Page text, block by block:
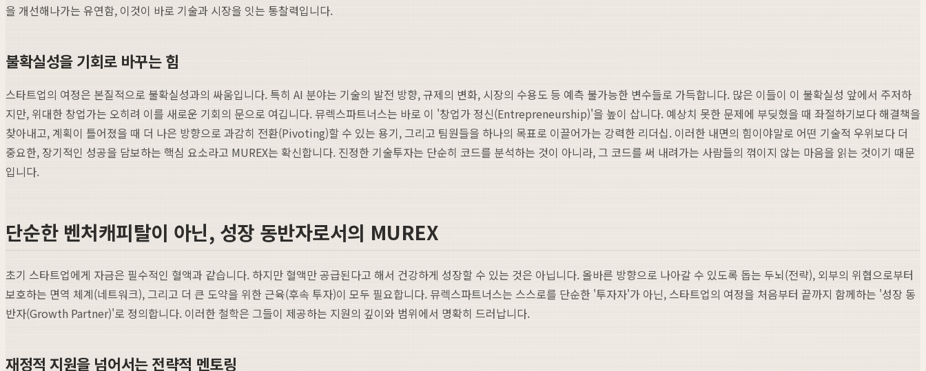
을 개선해나가는 유연함, 이것이 바로 기술과 시장을 잇는 통찰력입니다.
불확실성을 기회로 바꾸는 힘
스타트업의 여정은 본질적으로 불확실성과의 싸움입니다. 특히 AI 분야는 기술의 발전 방향, 규제의 변화, 시장의 수용도 등 예측 불가능한 변수들로 가득합니다. 많은 이들이 이 불확실성 앞에서 주저하
지만, 위대한 창업가는 오히려 이를 새로운 기회의 문으로 여깁니다. 뮤렉스파트너스는 바로 이 '창업가 정신(Entrepreneurship)'을 높이 삽니다. 예상치 못한 문제에 부딪혔을 때 좌절하기보다 해결책을
찾아내고, 계획이 틀어졌을 때 더 나은 방향으로 과감히 전환(Pivoting)할 수 있는 용기, 그리고 팀원들을 하나의 목표로 이끌어가는 강력한 리더십. 이러한 내면의 힘이야말로 어떤 기술적 우위보다 더
중요한, 장기적인 성공을 담보하는 핵심 요소라고 MUREX는 확신합니다. 진정한 기술투자는 단순히 코드를 분석하는 것이 아니라, 그 코드를 써 내려가는 사람들의 꺾이지 않는 마음을 읽는 것이기 때문
입니다.
단순한 벤처캐피탈이 아닌, 성장 동반자로서의 MUREX
초기 스타트업에게 자금은 필수적인 혈액과 같습니다. 하지만 혈액만 공급된다고 해서 건강하게 성장할 수 있는 것은 아닙니다. 올바른 방향으로 나아갈 수 있도록 돕는 두뇌(전략), 외부의 위협으로부터
보호하는 면역 체계(네트워크), 그리고 더 큰 도약을 위한 근육(후속 투자)이 모두 필요합니다. 뮤렉스파트너스는 스스로를 단순한 '투자자'가 아닌, 스타트업의 여정을 처음부터 끝까지 함께하는 '성장 동
반자(Growth Partner)'로 정의합니다. 이러한 철학은 그들이 제공하는 지원의 깊이와 범위에서 명확히 드러납니다.
재정적 지원을 넘어서는 전략적 멘토링